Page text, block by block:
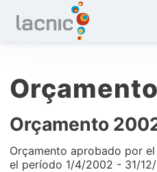
Orçamento
Orçamento aprobado por
el período 1/4/2002 - 31/